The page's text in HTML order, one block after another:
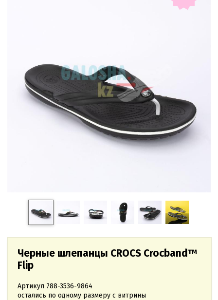
Черные шлепанцы CROCS Crocband™
Flip
Артикул 788-3536-9864
остались по одному размеру с витрины